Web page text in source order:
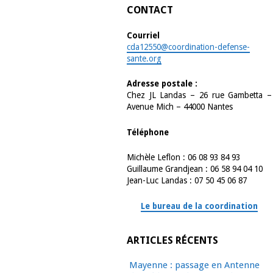
CONTACT
Courriel
cda12550@coordination-defense-
sante.org
Adresse postale :
Chez JL Landas – 26 rue Gambetta –
Avenue Mich – 44000 Nantes
Téléphone
Michèle Leflon : 06 08 93 84 93
Guillaume Grandjean : 06 58 94 04 10
Jean-Luc Landas : 07 50 45 06 87
Le bureau de la coordination
ARTICLES RÉCENTS
Mayenne : passage en Antenne